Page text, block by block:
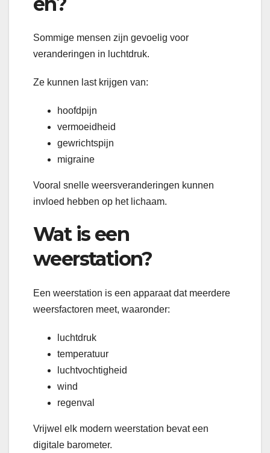
Sommige mensen zijn gevoelig voor
veranderingen in luchtdruk.
Ze kunnen last krijgen van:
hoofdpijn
vermoeidheid
gewrichtspijn
migraine
Vooral snelle weersveranderingen kunnen
invloed hebben op het lichaam.
Wat is een
weerstation?
Een weerstation is een apparaat dat meerdere
weersfactoren meet, waaronder:
luchtdruk
temperatuur
luchtvochtigheid
wind
regenval
Vrijwel elk modern weerstation bevat een
digitale barometer.